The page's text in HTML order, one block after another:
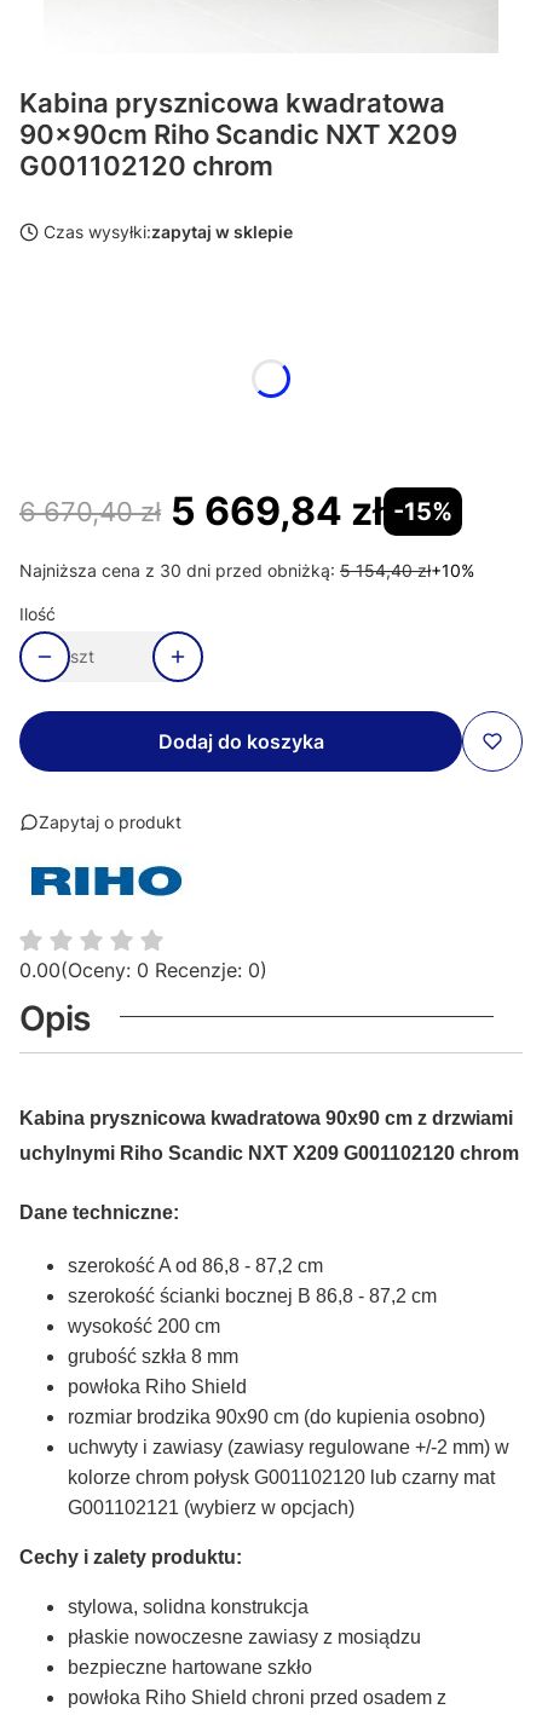
Kabina prysznicowa kwadratowa
90x90cm Riho Scandic NXT X209
G001102120 chrom
Czas wysyłki:zapytaj w sklepie
6 670,40 zł 5 669,84 zł -15%
Najniższa cena z 30 dni przed obniżką: 5 154,40 zł+10%
Ilość
szt
Dodaj do koszyka
Zapytaj o produkt
0.00(Oceny: 0 Recenzje: 0)
Opis
Kabina prysznicowa kwadratowa 90x90 cm z drzwiami
uchylnymi Riho Scandic NXT X209 G001102120 chrom
Dane techniczne:
szerokość A od 86,8 - 87,2 cm
szerokość ścianki bocznej B 86,8 - 87,2 cm
wysokość 200 cm
grubość szkła 8 mm
powłoka Riho Shield
rozmiar brodzika 90x90 cm (do kupienia osobno)
uchwyty i zawiasy (zawiasy regulowane +/-2 mm) w
kolorze chrom połysk G001102120 lub czarny mat
G001102121 (wybierz w opcjach)
Cechy i zalety produktu:
stylowa, solidna konstrukcja
płaskie nowoczesne zawiasy z mosiądzu
bezpieczne hartowane szkło
powłoka Riho Shield chroni przed osadem z